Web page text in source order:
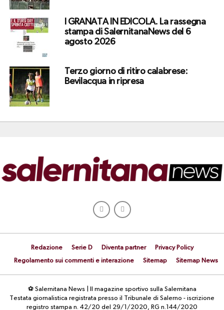
I GRANATA IN EDICOLA. La rassegna
stampa di SalernitanaNews del 6
agosto 2026
Terzo giorno di ritiro calabrese:
Bevilacqua in ripresa
Redazione Serie D Diventa partner
Privacy Policy
Regolamento sui commenti e interazione
Sitemap Sitemap News
⚽ Salernitana News | Il magazine sportivo sulla Salernitana
Testata giornalistica registrata presso il Tribunale di Salerno - iscrizione
registro stampa n. 42/20 del 29/1/2020, RG n.144/2020